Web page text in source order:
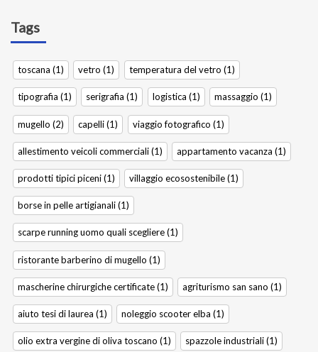
Tags
toscana (1) vetro (1) temperatura del vetro (1)
tipografia (1) serigrafia (1) logistica (1) massaggio (1)
mugello (2) capelli (1) viaggio fotografico (1)
allestimento veicoli commerciali (1) appartamento vacanza (1)
prodotti tipici piceni (1) villaggio ecosostenibile (1)
borse in pelle artigianali (1)
scarpe running uomo quali scegliere (1)
ristorante barberino di mugello (1)
mascherine chirurgiche certificate (1) agriturismo san sano (1)
aiuto tesi di laurea (1) noleggio scooter elba (1)
olio extra vergine di oliva toscano (1) spazzole industriali (1)